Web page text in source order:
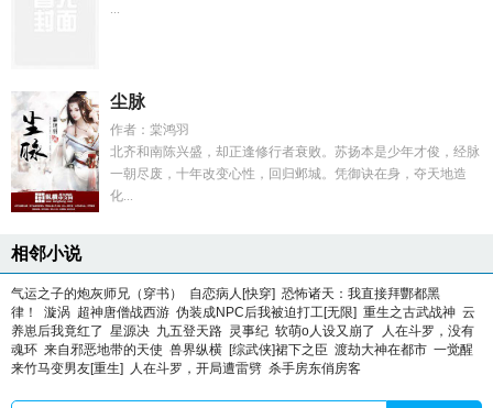
...
尘脉
作者：棠鸿羽
北齐和南陈兴盛，却正逢修行者衰败。苏扬本是少年才俊，经脉
一朝尽废，十年改变心性，回归邺城。凭御诀在身，夺天地造
化...
相邻小说
气运之子的炮灰师兄（穿书） 自恋病人[快穿] 恐怖诸天：我直接拜酆都黑
律！
漩涡 超神唐僧战西游 伪装成NPC后我被迫打工[无限] 重生之古武战神 云
养崽后我竟红了 星源决 九五登天路 灵事纪 软萌o人设又崩了
人在斗罗，没有
魂环 来自邪恶地带的天使 兽界纵横 [综武侠]裙下之臣 渡劫大神在都市 一觉醒
来竹马变男友[重生]
人在斗罗，开局遭雷劈 杀手房东俏房客